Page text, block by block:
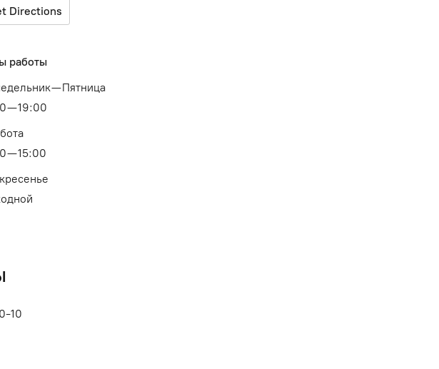
Directions
работы
— Пятница
— 19:00
— 15:00
10